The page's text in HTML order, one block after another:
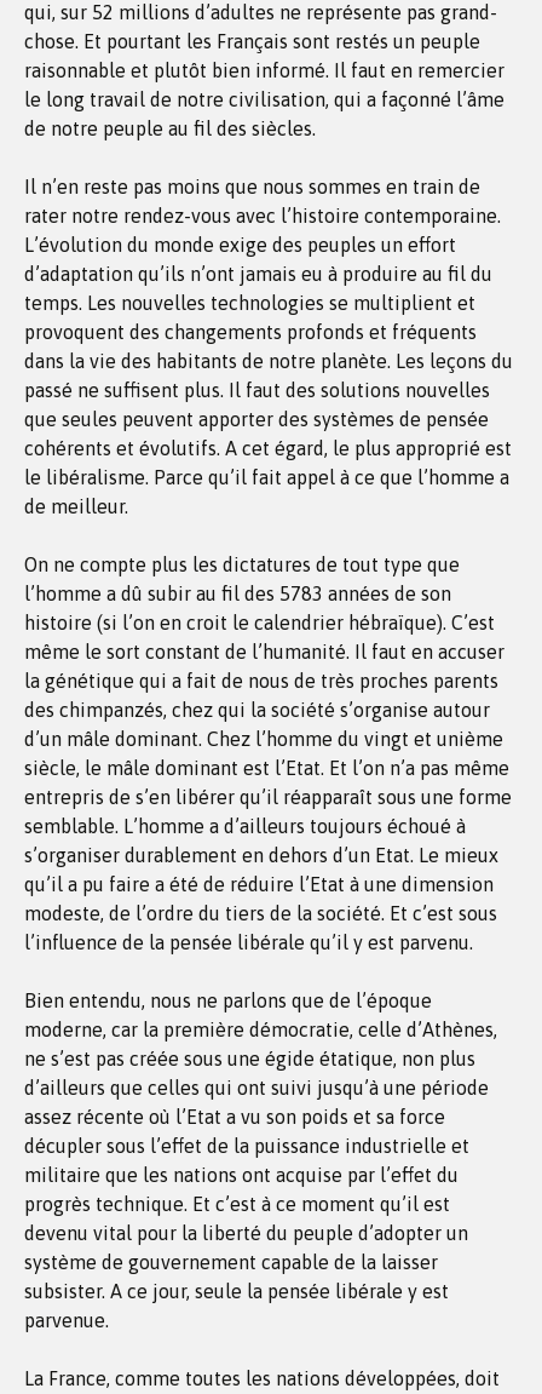
qui, sur 52 millions d’adultes ne représente pas grand-
chose. Et pourtant les Français sont restés un peuple
raisonnable et plutôt bien informé. Il faut en remercier
le long travail de notre civilisation, qui a façonné l’âme
de notre peuple au fil des siècles.
Il n’en reste pas moins que nous sommes en train de
rater notre rendez-vous avec l’histoire contemporaine.
L’évolution du monde exige des peuples un effort
d’adaptation qu’ils n’ont jamais eu à produire au fil du
temps. Les nouvelles technologies se multiplient et
provoquent des changements profonds et fréquents
dans la vie des habitants de notre planète. Les leçons du
passé ne suffisent plus. Il faut des solutions nouvelles
que seules peuvent apporter des systèmes de pensée
cohérents et évolutifs. A cet égard, le plus approprié est
le libéralisme. Parce qu’il fait appel à ce que l’homme a
de meilleur.
On ne compte plus les dictatures de tout type que
l’homme a dû subir au fil des 5783 années de son
histoire (si l’on en croit le calendrier hébraïque). C’est
même le sort constant de l’humanité. Il faut en accuser
la génétique qui a fait de nous de très proches parents
des chimpanzés, chez qui la société s’organise autour
d’un mâle dominant. Chez l’homme du vingt et unième
siècle, le mâle dominant est l’Etat. Et l’on n’a pas même
entrepris de s’en libérer qu’il réapparaît sous une forme
semblable. L’homme a d’ailleurs toujours échoué à
s’organiser durablement en dehors d’un Etat. Le mieux
qu’il a pu faire a été de réduire l’Etat à une dimension
modeste, de l’ordre du tiers de la société. Et c’est sous
l’influence de la pensée libérale qu’il y est parvenu.
Bien entendu, nous ne parlons que de l’époque
moderne, car la première démocratie, celle d’Athènes,
ne s’est pas créée sous une égide étatique, non plus
d’ailleurs que celles qui ont suivi jusqu’à une période
assez récente où l’Etat a vu son poids et sa force
décupler sous l’effet de la puissance industrielle et
militaire que les nations ont acquise par l’effet du
progrès technique. Et c’est à ce moment qu’il est
devenu vital pour la liberté du peuple d’adopter un
système de gouvernement capable de la laisser
subsister. A ce jour, seule la pensée libérale y est
parvenue.
La France, comme toutes les nations développées, doit